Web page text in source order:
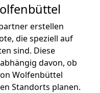
erstellen
die speziell auf
sind. Diese
davon, ob
Wolfenbüttel
Standorts planen.